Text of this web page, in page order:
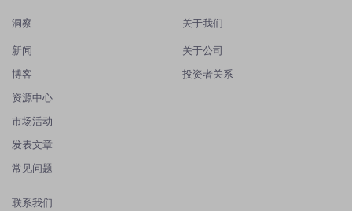
洞察
新闻
博客
资源中心
市场活动
发表文章
常见问题
关于我们
关于公司
投资者关系
联系我们